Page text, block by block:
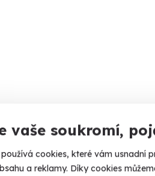
vaše soukromí,
cookies, které vám usnadní
a reklamy. Díky cookies